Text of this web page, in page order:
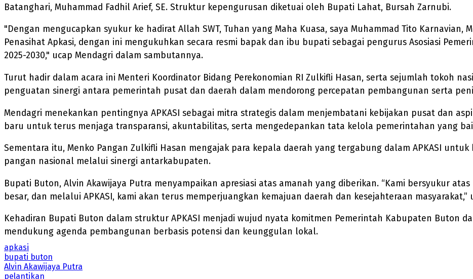
Batanghari, Muhammad Fadhil Arief, SE. Struktur kepengurusan diketuai oleh Bupati Lahat, Bursah Zarnubi.
"Dengan mengucapkan syukur ke hadirat Allah SWT, Tuhan yang Maha Kuasa, saya Muhammad Tito Karnavian,
Penasihat Apkasi, dengan ini mengukuhkan secara resmi bapak dan ibu bupati sebagai pengurus Asosiasi
2025-2030," ucap Mendagri dalam sambutannya.
Turut hadir dalam acara ini Menteri Koordinator Bidang Perekonomian RI Zulkifli Hasan, serta sejumlah tokoh
penguatan sinergi antara pemerintah pusat dan daerah dalam mendorong percepatan pembangunan serta
Mendagri menekankan pentingnya APKASI sebagai mitra strategis dalam menjembatani kebijakan pusat dan
baru untuk terus menjaga transparansi, akuntabilitas, serta mengedepankan tata kelola pemerintahan yang
Sementara itu, Menko Pangan Zulkifli Hasan mengajak para kepala daerah yang tergabung dalam APKASI
pangan nasional melalui sinergi antarkabupaten.
Bupati Buton, Alvin Akawijaya Putra menyampaikan apresiasi atas amanah yang diberikan. “Kami bersyukur
besar, dan melalui APKASI, kami akan terus memperjuangkan kemajuan daerah dan kesejahteraan masyarakat,”
Kehadiran Bupati Buton dalam struktur APKASI menjadi wujud nyata komitmen Pemerintah Kabupaten Buton
mendukung agenda pembangunan berbasis potensi dan keunggulan lokal.
apkasi
bupati buton
Alvin Akawijaya Putra
pelantikan